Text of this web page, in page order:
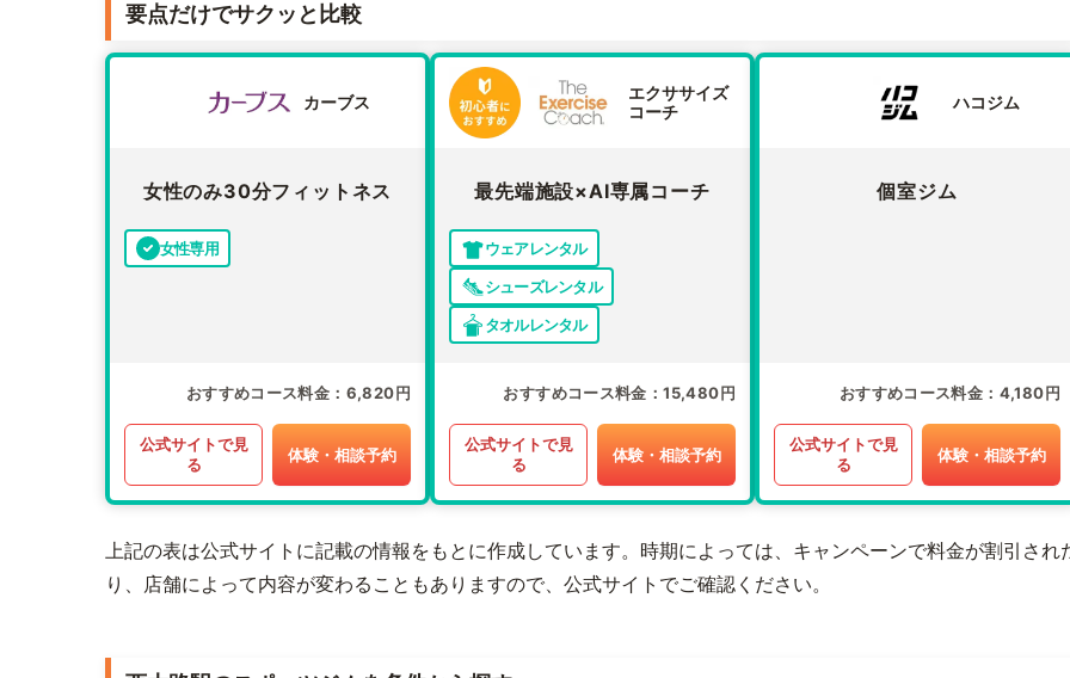
要点だけでサクッと比較
カーブス
女性のみ30分フィットネス
女性専用
おすすめコース料金 6,820円
公式サイトで見
る
体験・相談予約
エクササイズ
コーチ
最先端施設×AI専属コーチ
ウェアレンタル
シューズレンタル
タオルレンタル
おすすめコース料金 15,480円
公式サイトで見
る
体験・相談予約
ハコジム
個室ジム
おすすめコース料金 4,180円
公式サイトで見
る
体験・相談予約
上記の表は公式サイトに記載の情報をもとに作成しています。時期によっては、キャンペーンで料金が割引され
り、店舗によって内容が変わることもありますので、公式サイトでご確認ください。